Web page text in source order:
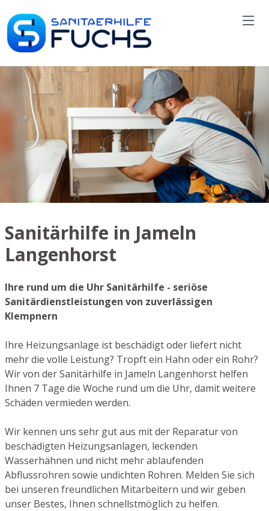
Sanitärhilfe in Jameln
Langenhorst
Ihre rund um die Uhr Sanitärhilfe - seriöse
Sanitärdienstleistungen von zuverlässigen
Klempnern
Ihre Heizungsanlage ist beschädigt oder liefert nicht
mehr die volle Leistung? Tropft ein Hahn oder ein Rohr?
Wir von der Sanitärhilfe in Jameln Langenhorst helfen
Ihnen 7 Tage die Woche rund um die Uhr, damit weitere
Schäden vermieden werden.
Wir kennen uns sehr gut aus mit der Reparatur von
beschädigten Heizungsanlagen, leckenden
Wasserhähnen und nicht mehr ablaufenden
Abflussrohren sowie undichten Rohren. Melden Sie sich
bei unseren freundlichen Mitarbeitern und wir geben
unser Bestes, Ihnen schnellstmöglich zu helfen.